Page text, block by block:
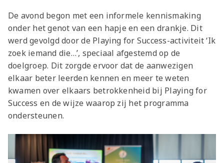
De avond begon met een informele kennismaking
onder het genot van een hapje en een drankje. Dit
werd gevolgd door de Playing for Success-activiteit ‘Ik
zoek iemand die…’, speciaal afgestemd op de
doelgroep. Dit zorgde ervoor dat de aanwezigen
elkaar beter leerden kennen en meer te weten
kwamen over elkaars betrokkenheid bij Playing for
Success en de wijze waarop zij het programma
ondersteunen.